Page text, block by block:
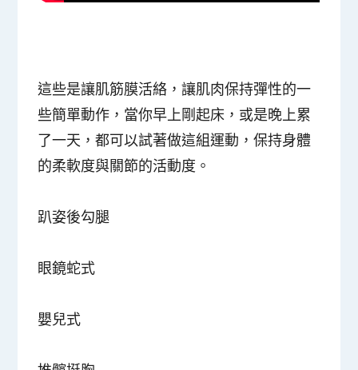
這些是讓肌筋膜活絡，讓肌肉保持彈性的一
些簡單動作，當你早上剛起床，或是晚上累
了一天，都可以試著做這組運動，保持身體
的柔軟度與關節的活動度。
趴姿後勾腿
眼鏡蛇式
嬰兒式